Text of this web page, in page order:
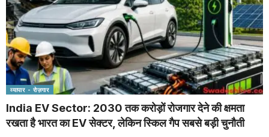
व्यापार - रोज़गार
India EV Sector: 2030 तक करोड़ों रोजगार देने की क्षमता
रखता है भारत का EV सेक्टर, लेकिन स्किल गैप सबसे बड़ी चुनौती